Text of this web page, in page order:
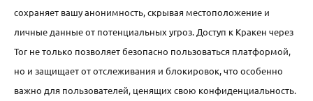
сохраняет вашу анонимность, скрывая местоположение и
личные данные от потенциальных угроз. Доступ к Кракен через
Tor не только позволяет безопасно пользоваться платформой,
но и защищает от отслеживания и блокировок, что особенно
важно для пользователей, ценящих свою конфиденциальность.